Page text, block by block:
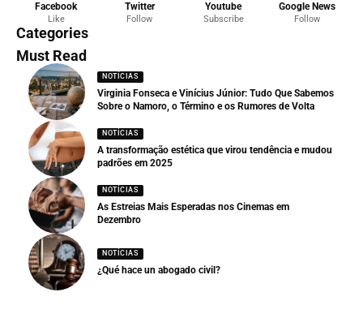
Facebook
Like
Twitter
Follow
Youtube
Subscribe
Google News
Follow
Categories
Must Read
NOTÍCIAS
Virginia Fonseca e Vinícius Júnior: Tudo Que Sabemos
Sobre o Namoro, o Término e os Rumores de Volta
NOTÍCIAS
A transformação estética que virou tendência e mudou
padrões em 2025
NOTÍCIAS
As Estreias Mais Esperadas nos Cinemas em
Dezembro
NOTÍCIAS
¿Qué hace un abogado civil?